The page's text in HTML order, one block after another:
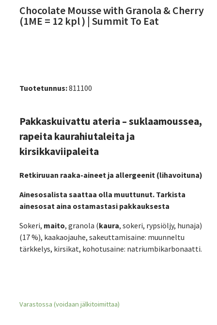
Chocolate Mousse with Granola & Cherry
(1ME = 12 kpl ) | Summit To Eat
Tuotetunnus:811100
Pakkaskuivattu ateria – suklaamoussea,
rapeita kaurahiutaleita ja
kirsikkaviipaleita
Retkiruuan raaka-aineet ja allergeenit (lihavoituna)
Ainesosalista saattaa olla muuttunut. Tarkista
ainesosat aina ostamastasi pakkauksesta
Sokeri, maito, granola (kaura, sokeri, rypsiöljy, hunaja)
(17 %), kaakaojauhe, sakeuttamisaine: muunneltu
tärkkelys, kirsikat, kohotusaine: natriumbikarbonaatti.
Varastossa (voidaan jälkitoimittaa)